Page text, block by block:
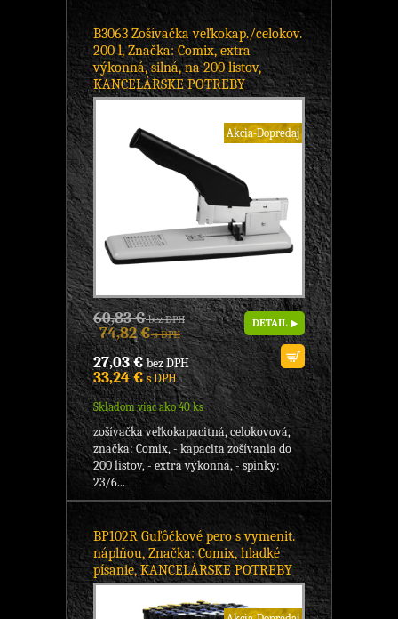
B3063 Zošívačka veľkokap./celokov.
200 l, Značka: Comix, extra
výkonná, silná, na 200 listov,
KANCELÁRSKE POTREBY
Akcia-Dopredaj
60,83 €bez DPH
74,82 €s DPH
27,03 €bez DPH
33,24 €s DPH
Skladom viac ako 40 ks
DETAIL
zošívačka veľkokapacitná, celokovová,
značka: Comix, - kapacita zošívania do
200 listov, - extra výkonná, - spinky:
23/6...
BP102R Guľôčkové pero s vymenit.
náplňou, Značka: Comix, hladké
písanie, KANCELÁRSKE POTREBY